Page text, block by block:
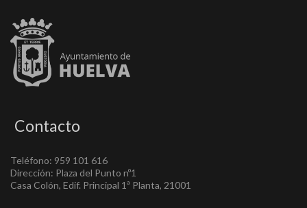
Contacto
Teléfono: 959 101 616
Dirección: Plaza del Punto nº1
Casa Colón, Edif. Principal 1ª Planta, 21001